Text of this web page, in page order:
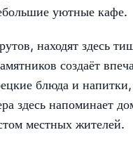
уютные кафе.
находят здесь
создаёт
блюда и
здесь напоминает
местных жителей.